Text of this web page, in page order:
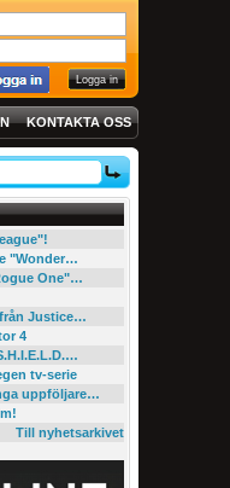
KONTAKTA OSS
"Wonder…
One"…
Justice…
4
tv-serie
uppföljare…
Till nyhetsarkivet